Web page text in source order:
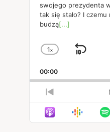
swojego prezydenta
tak się stało? I
budzą[...]
Change
Rate
1x
Skip
00:00
Previous
Episode